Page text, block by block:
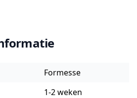
Formesse
1-2 weken